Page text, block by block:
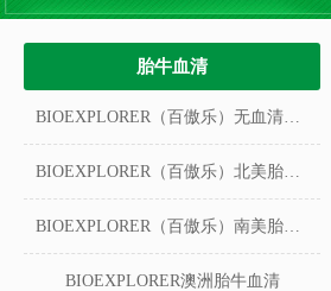
胎牛血清
BIOEXPLORER（百傲乐）无血清冻存液
BIOEXPLORER（百傲乐）北美胎牛血清
BIOEXPLORER（百傲乐）南美胎牛血清
BIOEXPLORER澳洲胎牛血清